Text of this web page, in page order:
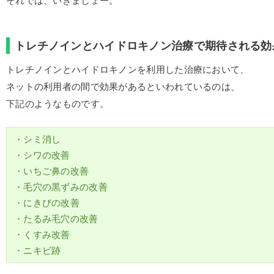
トレチノインとハイドロキノン治療で期待される
トレチノインとハイドロキノンを利用した治療において、
ネットの利用者の間で効果があるといわれているのは、
下記のようなものです。
・シミ消し
・シワの改善
・いちご鼻の改善
・毛穴の黒ずみの改善
・にきびの改善
・たるみ毛穴の改善
・くすみ改善
・ニキビ跡